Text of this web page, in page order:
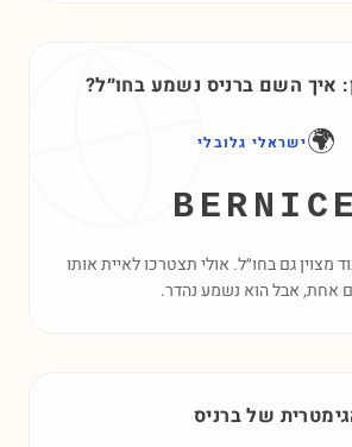
איך השם ברניס נשמע בחו״ל?
🌍ישראלי גלובלי
BERNICE
מצוין גם בחו״ל. אולי תצטרכו לאיית אותו
אחת, אבל הוא נשמע נהדר.
שלברניס